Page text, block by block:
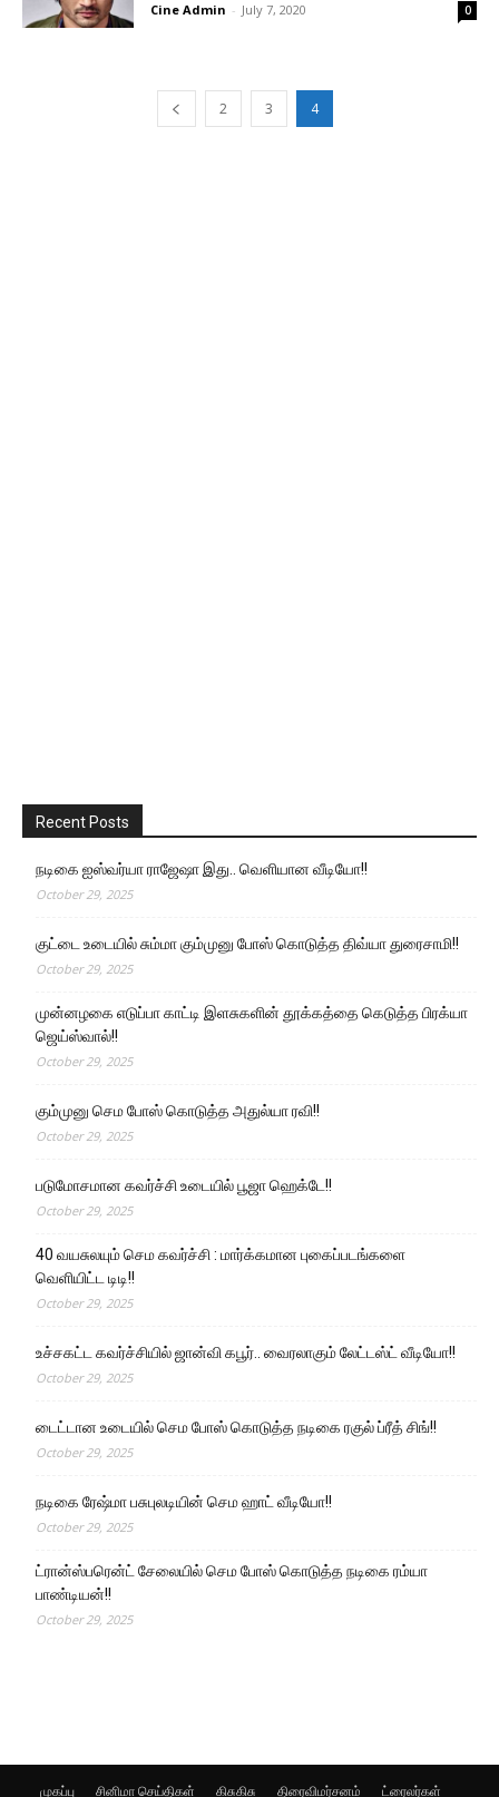
Cine Admin - July 7, 2020 0
2 3 4
Recent Posts
நடிகை ஐஸ்வர்யா ராஜேஷா இது.. வெளியான வீடியோ!!
October 29, 2025
குட்டை உடையில் சும்மா கும்முனு போஸ் கொடுத்த திவ்யா துரைசாமி!!
October 29, 2025
முன்னழகை எடுப்பா காட்டி இளசுகளின் தூக்கத்தை கெடுத்த பிரக்யா
ஜெய்ஸ்வால்!!
October 29, 2025
கும்முனு செம போஸ் கொடுத்த அதுல்யா ரவி!!
October 29, 2025
படுமோசமான கவர்ச்சி உடையில் பூஜா ஹெக்டே!!
October 29, 2025
40 வயசுலயும் செம கவர்ச்சி : மார்க்கமான புகைப்படங்களை
வெளியிட்ட டிடி!!
October 29, 2025
உச்சகட்ட கவர்ச்சியில் ஜான்வி கபூர்.. வைரலாகும் லேட்டஸ்ட் வீடியோ!!
October 29, 2025
டைட்டான உடையில் செம போஸ் கொடுத்த நடிகை ரகுல் ப்ரீத் சிங்!!
October 29, 2025
நடிகை ரேஷ்மா பசுபுலடியின் செம ஹாட் வீடியோ!!
October 29, 2025
ட்ரான்ஸ்பரென்ட் சேலையில் செம போஸ் கொடுத்த நடிகை ரம்யா
பாண்டியன்!!
October 29, 2025
முகப்பு சினிமா செய்திகள் கிசுகிசு திரைவிமர்சனம் ட்ரைலர்கள்